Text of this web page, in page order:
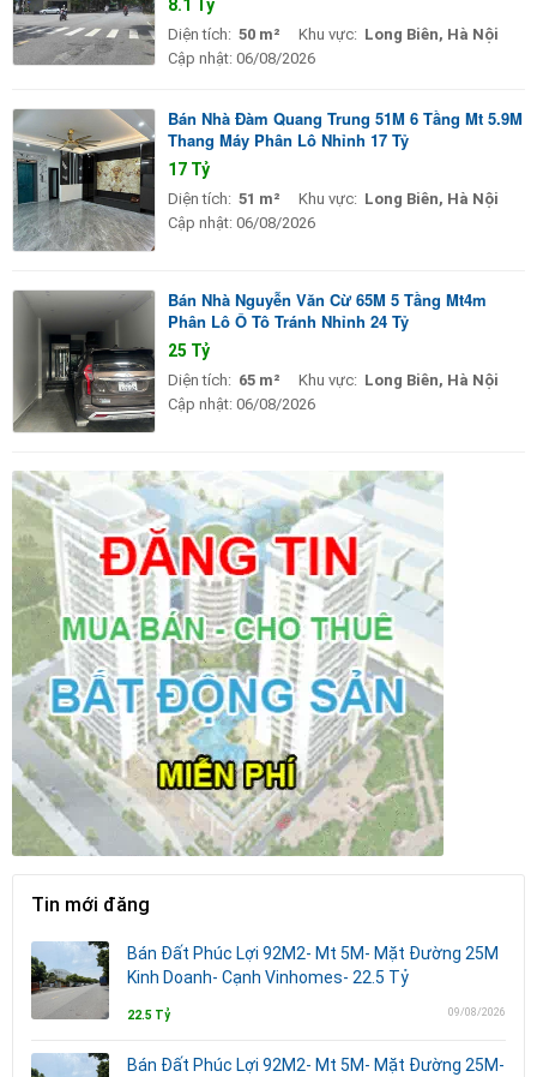
8.1 Tỷ
Diện tích: 50 m² Khu vực: Long Biên, Hà Nội
Cập nhật: 06/08/2026
Bán Nhà Đàm Quang Trung 51M 6 Tầng Mt 5.9M
Thang Máy Phân Lô Nhỉnh 17 Tỷ
17 Tỷ
Diện tích: 51 m² Khu vực: Long Biên, Hà Nội
Cập nhật: 06/08/2026
Bán Nhà Nguyễn Văn Cừ 65M 5 Tầng Mt4m
Phân Lô Ô Tô Tránh Nhỉnh 24 Tỷ
25 Tỷ
Diện tích: 65 m² Khu vực: Long Biên, Hà Nội
Cập nhật: 06/08/2026
Tin mới đăng
Bán Đất Phúc Lợi 92M2- Mt 5M- Mặt Đường 25M
Kinh Doanh- Cạnh Vinhomes- 22.5 Tỷ
22.5 Tỷ 09/08/2026
Bán Đất Phúc Lợi 92M2- Mt 5M- Mặt Đường 25M-